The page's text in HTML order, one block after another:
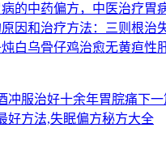
的中药偏方，中医治疗胃
因和治疗方法：三则根治
白乌骨仔鸡治愈无黄疸性
冲服治好十余年胃脘痛下一
好方法,失眠偏方秘方大全